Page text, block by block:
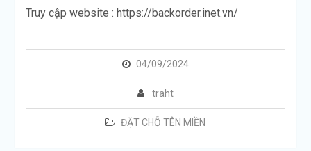
Truy cập website : https://backorder.inet.vn/
04/09/2024
traht
ĐẶT CHỖ TÊN MIỀN